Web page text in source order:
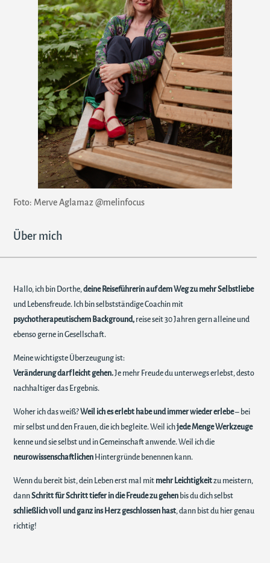
Foto: Merve Aglamaz @melinfocus
Über mich
Hallo, ich bin Dorthe,deine Reiseführerin auf dem Weg zu mehr Selbstliebe
und Lebensfreude. Ich bin selbstständige Coachin mit
psychotherapeutischem Background,reise seit 30 Jahren gern alleine und
ebenso gerne in Gesellschaft.
Meine wichtigste Überzeugung ist:
Veränderung darf leicht gehen.Je mehr Freude du unterwegs erlebst, desto
nachhaltiger das Ergebnis.
Woher ich das weiß?Weil ich es erlebt habe und immer wieder erlebe– bei
mir selbst und den Frauen, die ich begleite. Weil ichjede Menge Werkzeuge
kenne und sie selbst und in Gemeinschaft anwende. Weil ich die
neurowissenschaftlichenHintergründe benennen kann.
Wenn du bereit bist, dein Leben erst mal mitmehr Leichtigkeitzu meistern,
dannSchritt für Schritt tiefer in die Freude zu gehenbis du dich selbst
schließlich voll und ganz ins Herz geschlossen hast, dann bist du hier genau
richtig!